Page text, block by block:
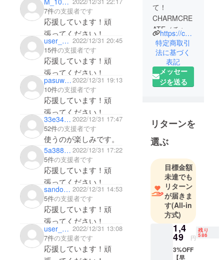
7件の支援者です
応援しています！頑
張ってください！
user_792d98831294 2022/12/31 20:45
15件の支援者です
応援しています！頑
張ってください！
pasuwado36202022/12/31 19:13
10件の支援者です
応援しています！頑
張ってください！
33e34e814204 2022/12/31 17:47
52件の支援者です
使うのが楽しみです。
5a388390e0a4 2022/12/31 17:22
5件の支援者です
応援しています！頑
張ってください！
sandow19 2022/12/31 14:53
5件の支援者です
応援しています！頑
張ってください！
user_41ded0bf9d14 2022/12/31 13:08
7件の支援者です
応援しています！頑
て！
CHARMCRE
ATE（チャー
ムクリエイ
ト合同会
社）と申し
ます。
用されてい
ても、日本
でまだ知ら
製品は山ほ
どありま
す。弊社は
「新しい常
識」を日本
へ提供する
事業展開を
行なってお
ります。
https://charmcreate.co.jp/
特定商取引
法に基づく
表記
メッセー
ジを送る
リターンを
選ぶ
目標金額
未達でも
リターン
が届きま
す(All-in
方式)
1,4
49 円
残り
586
3%OFF
【早